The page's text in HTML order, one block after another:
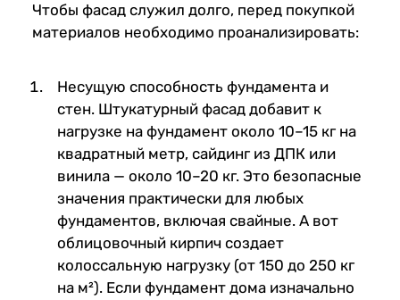
Чтобы фасад служил долго, перед покупкой
материалов необходимо проанализировать:
Несущую способность фундамента и
стен. Штукатурный фасад добавит к
нагрузке на фундамент около 10–15 кг на
квадратный метр, сайдинг из ДПК или
винила — около 10–20 кг. Это безопасные
значения практически для любых
фундаментов, включая свайные. А вот
облицовочный кирпич создает
колоссальную нагрузку (от 150 до 250 кг
на м²). Если фундамент дома изначально